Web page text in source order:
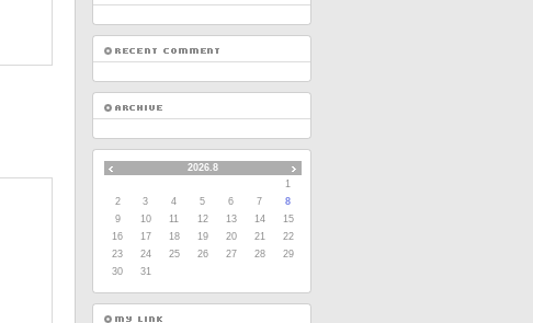
2026.8
1
2
3 4 5 6 7
8
9
10 11 12 13 14
15
16
17 18 19 20 21
22
23
24 25 26 27 28
29
30
31